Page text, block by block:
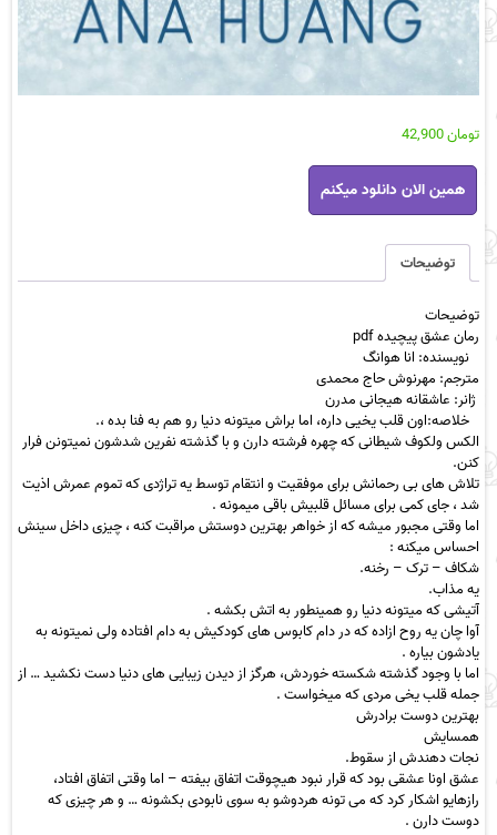
تومان42,900
رمان
عشق
پیچیده
عدد
همین الان دانلود میکنم
توضیحات
توضیحات
رمان عشق پیچیده pdf
نویسنده: انا هوانگ
مترجم: مهرنوش حاج محمدی
ژانر: عاشقانه هیجانی مدرن
خلاصه:اون قلب یخیی داره، اما براش میتونه دنیا رو هم به فنا بده ،.
الکس ولکوف شیطانی که چهره فرشته دارن و با گذشته نفرین شدشون نمیتونن فرار
کنن.
تلاش های بی رحمانش برای موفقیت و انتقام توسط یه تراژدی که تموم عمرش اذیت
شد ، جای کمی برای مسائل قلبیش باقی میمونه .
اما وقتی مجبور میشه که از خواهر بهترین دوستش مراقبت کنه ، چیزی داخل سینش
احساس میکنه :
شکاف – ترک – رخنه.
یه مذاب.
آتیشی که میتونه دنیا رو همینطور به اتش بکشه .
آوا چان یه روح ازاده که در دام کابوس های کودکیش به دام افتاده ولی نمیتونه به
یادشون بیاره .
اما با وجود گذشته شکسته خوردش، هرگز از دیدن زیبایی های دنیا دست نکشید … از
جمله قلب یخی مردی که میخواست .
بهترین دوست برادرش
همسایش
نجات دهندش از سقوط.
عشق اونا عشقی بود که قرار نبود هیچوقت اتفاق بیفته – اما وقتی اتفاق افتاد،
رازهایو اشکار کرد که می تونه هردوشو به سوی نابودی بکشونه … و هر چیزی که
دوست دارن .